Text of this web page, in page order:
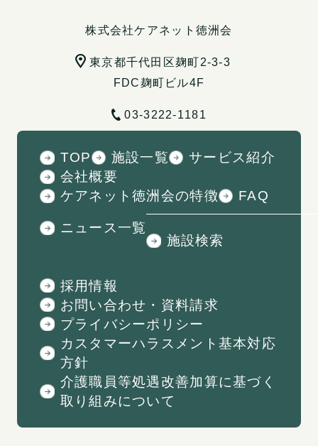
株式会社ケアネット徳洲会
東京都千代田区麹町2-3-3
FDC麹町ビル4F
03-3222-1181
TOP 施設一覧
サービス紹介
会社概要
ケアネット徳洲会の特徴
FAQ
ニュース一覧
施設検索
採用情報
お問い合わせ・資料請求
プライバシーポリシー
カスタマーハラスメント基本対応
方針
介護職員等処遇改善加算に基づく
取り組みについて